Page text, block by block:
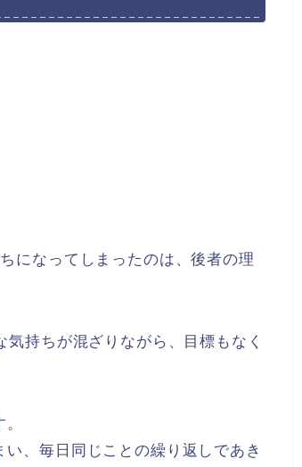
になってしまったのは、後者の理
持ちが混ざりながら、目標もなく
、毎日同じことの繰り返しであき